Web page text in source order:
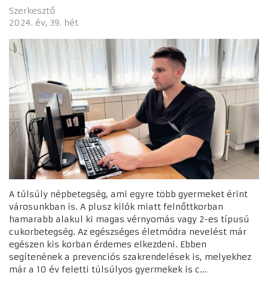
Szerkesztő
2024. év 39. hét
A túlsúly népbetegség, ami egyre több gyermeket érint
városunkban is. A plusz kilók miatt felnőttkorban
hamarabb alakul ki magas vérnyomás vagy 2-es típusú
cukorbetegség. Az egészséges életmódra nevelést már
egészen kis korban érdemes elkezdeni. Ebben
segítenének a prevenciós szakrendelések is, melyekhez
már a 10 év feletti túlsúlyos gyermekek is c...